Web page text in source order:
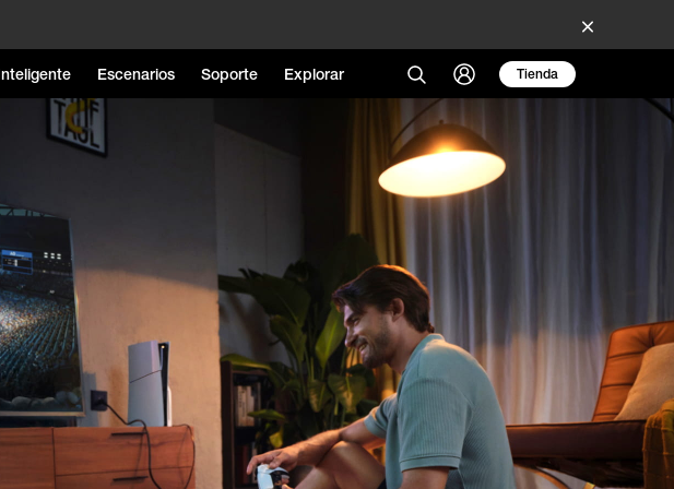
Escenarios Soporte Explorar Tienda